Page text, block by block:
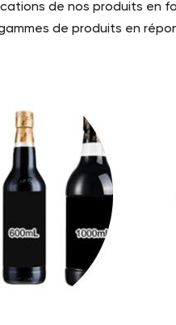
de nos produits en
de produits en